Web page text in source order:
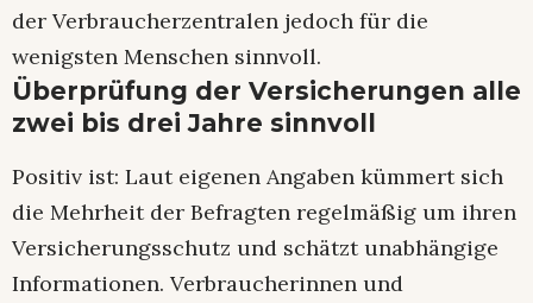
der Verbraucherzentralen jedoch für die
wenigsten Menschen sinnvoll.
Überprüfung der Versicherungen alle
zwei bis drei Jahre sinnvoll
Positiv ist: Laut eigenen Angaben kümmert sich
die Mehrheit der Befragten regelmäßig um ihren
Versicherungsschutz und schätzt unabhängige
Informationen. Verbraucherinnen und